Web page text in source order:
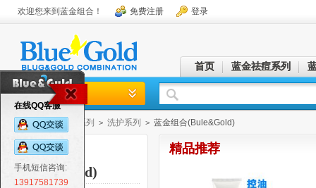
欢迎您来到蓝金组合！ 免费注册 登录
首页 蓝金祛痘系列
首页 > 蓝金护肤系列 > 洗护系列 > 蓝金组合(Bule&Gold)
精品推荐
蓝金组合
(Bule&Gold)
在线QQ客服
手机短信咨询:
13917581739